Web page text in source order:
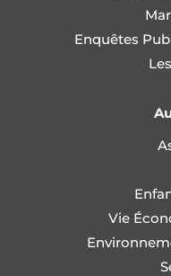
Enquêtes
Vie